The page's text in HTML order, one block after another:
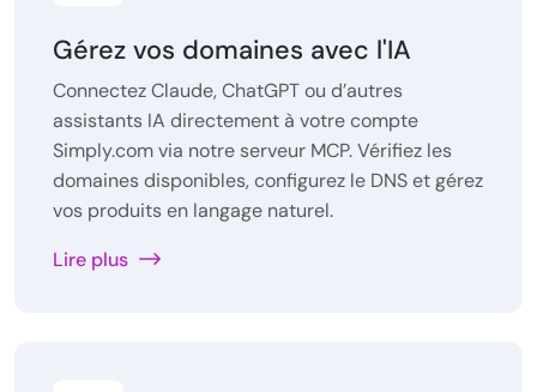
Gérez vos domaines avec l'IA
Connectez Claude, ChatGPT ou d’autres
assistants IA directement à votre compte
Simply.com via notre serveur MCP. Vérifiez les
domaines disponibles, configurez le DNS et gérez
vos produits en langage naturel.
Lire plus